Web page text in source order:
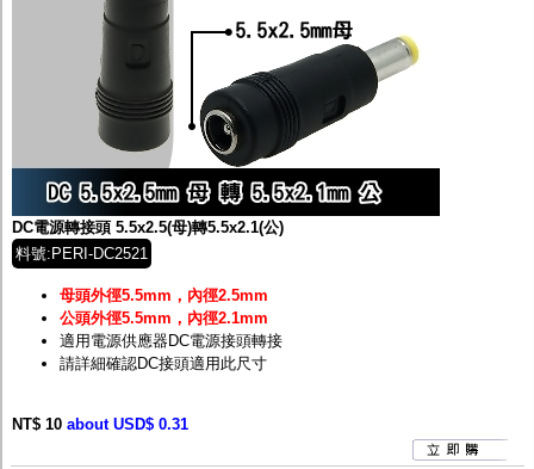
DC電源轉接頭 5.5x2.5(母)轉5.5x2.1(公)
料號:PERI-DC2521
母頭外徑5.5mm，內徑2.5mm
公頭外徑5.5mm，內徑2.1mm
適用電源供應器DC電源接頭轉接
請詳細確認DC接頭適用此尺寸
NT$ 10 about USD$ 0.31